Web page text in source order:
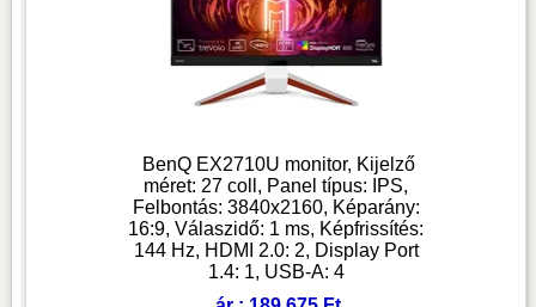
BenQ EX2710U monitor, Kijelző
méret: 27 coll, Panel típus: IPS,
Felbontás: 3840x2160, Képarány:
16:9, Válaszidő: 1 ms, Képfrissítés:
144 Hz, HDMI 2.0: 2, Display Port
1.4: 1, USB-A: 4